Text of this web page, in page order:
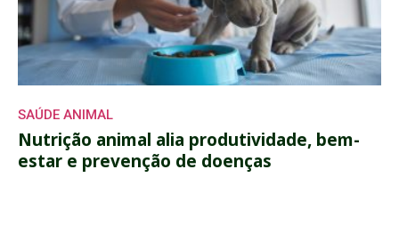
SAÚDE ANIMAL
Nutrição animal alia produtividade, bem-
estar e prevenção de doenças